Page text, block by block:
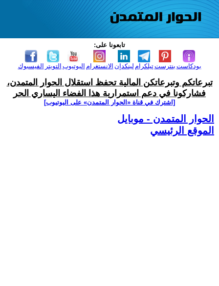
تابعونا على:
الفيسبوك التويتر اليوتيوب الانستغرام لينكدإن تيلكرامبنترست بودكاست
تبرعاتكم وتبرعاتكن المالية تحفظ استقلال الحوار المتمدن،
فشاركونا في دعم استمرارية هذا الفضاء اليساري الحر
[اشترك في قناة ‫«الحوار المتمدن» على اليوتيوب]
الحوار المتمدن - موبايل
الموقع الرئيسي